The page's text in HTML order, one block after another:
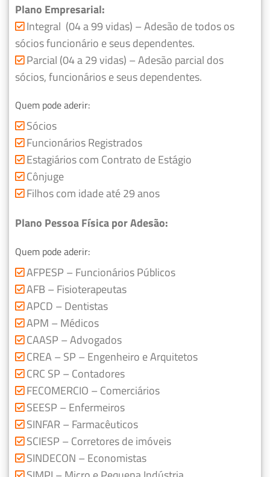
Plano Empresarial:
Integral (04 a 99 vidas) – Adesão de todos os
sócios funcionário e seus dependentes.
Parcial (04 a 29 vidas) – Adesão parcial dos
sócios, funcionários e seus dependentes.
Quem pode aderir:
Sócios
Funcionários Registrados
Estagiários com Contrato de Estágio
Cônjuge
Filhos com idade até 29 anos
Plano Pessoa Física por Adesão:
Quem pode aderir:
AFPESP – Funcionários Públicos
AFB – Fisioterapeutas
APCD – Dentistas
APM – Médicos
CAASP – Advogados
CREA – SP – Engenheiro e Arquitetos
CRC SP – Contadores
FECOMERCIO – Comerciários
SEESP – Enfermeiros
SINFAR – Farmacêuticos
SCIESP – Corretores de imóveis
SINDECON – Economistas